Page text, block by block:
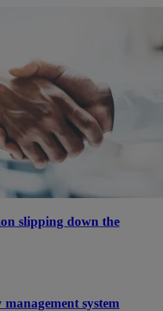
slipping down the
system